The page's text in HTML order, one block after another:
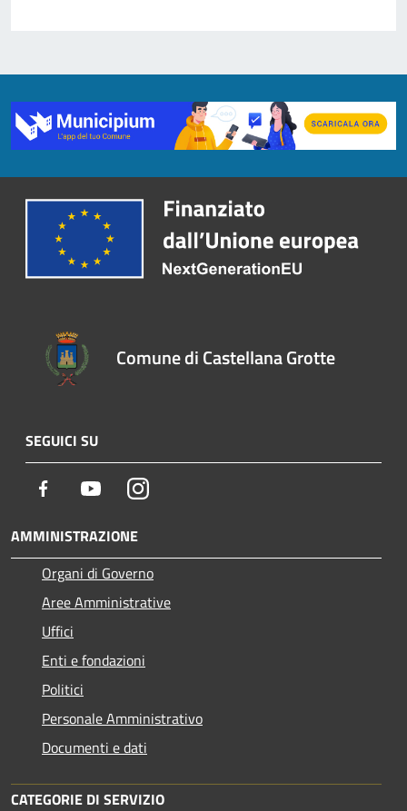
Comune di Castellana Grotte
SEGUICI SU
Facebook YoutubeInstagram
AMMINISTRAZIONE
Organi di Governo
Aree Amministrative
Uffici
Enti e fondazioni
Politici
Personale Amministrativo
Documenti e dati
CATEGORIE DI SERVIZIO